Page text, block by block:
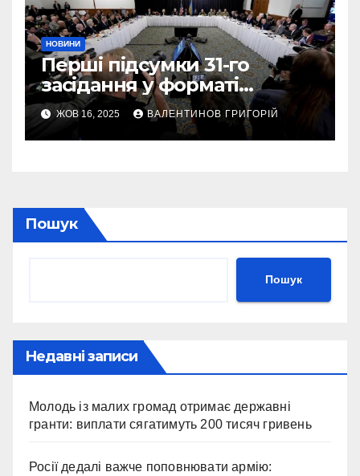
НОВИНИ
Перші підсумки 31-го
засідання у форматі
“Рамштайн”: що
домовилися союзники
України
ЖОВ 16, 2025 ВАЛЕНТИНОВ ГРИГОРІЙ
Пошук
Пошук
Недавні записи
Молодь із малих громад отримає державні
гранти: виплати сягатимуть 200 тисяч гривень
Росії дедалі важче поповнювати армію: